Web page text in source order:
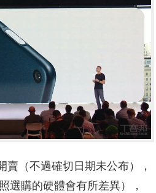
賣（不過確切日期未公布），
選購的硬體會有所差異），